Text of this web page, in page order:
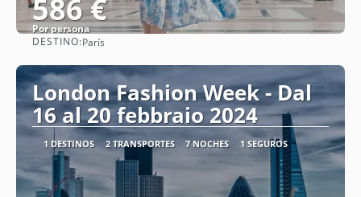
586 €
Por persona
DESTINO:París
London Fashion Week - Dal
16 al 20 febbraio 2024
1 DESTINOS 2 TRANSPORTES 7 NOCHES 1 SEGUROS